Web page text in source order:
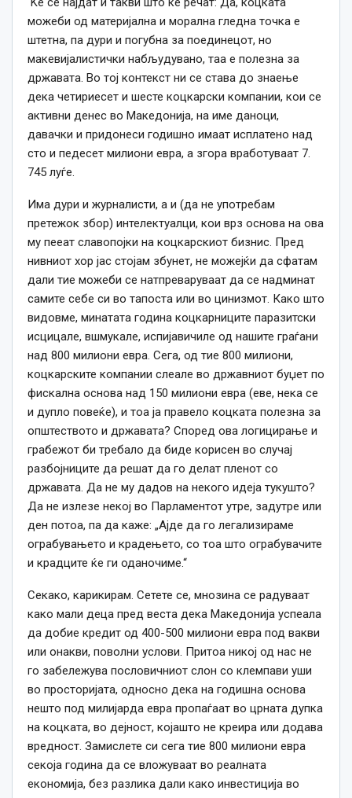
можеби од материјална и морална гледна точка е
штетна, па дури и погубна за поединецот, но
макевијалистички набљудувано, таа е полезна за
државата. Во тој контекст ни се става до знаење
дека четириесет и шесте коцкарски компании, кои се
активни денес во Македонија, на име даноци,
давачки и придонеси годишно имаат исплатено над
сто и педесет милиони евра, а згора вработуваат 7.
745 луѓе.
Има дури и журналисти, а и (да не употребам
претежок збор) интелектуалци, кои врз основа на ова
му пееат славопојки на коцкарскиот бизнис. Пред
нивниот хор јас стојам збунет, не можејќи да сфатам
дали тие можеби се натпреваруваат да се надминат
самите себе си во тапоста или во цинизмот. Како што
видовме, минатата година коцкарниците паразитски
исцицале, вшмукале, испијавичиле од нашите граѓани
над 800 милиони евра. Сега, од тие 800 милиони,
коцкарските компании слеале во државниот буџет по
фискална основа над 150 милиони евра (еве, нека се
и дупло повеќе), и тоа ја правело коцката полезна за
општеството и државата? Според ова логицирање и
грабежот би требало да биде корисен во случај
разбојниците да решат да го делат пленот со
државата. Да не му дадов на некого идеја тукушто?
Да не излезе некој во Парламентот утре, задутре или
ден потоа, па да каже: „Ајде да го легализираме
ограбувањето и крадењето, со тоа што ограбувачите
и крадците ќе ги оданочиме.“
Секако, карикирам. Сетете се, мнозина се радуваат
како мали деца пред веста дека Македонија успеала
да добие кредит од 400-500 милиони евра под вакви
или онакви, поволни услови. Притоа никој од нас не
го забележува пословичниот слон со клемпави уши
во просторијата, односно дека на годишна основа
нешто под милијарда евра пропаѓаат во црната дупка
на коцката, во дејност, којашто не креира или додава
вредност. Замислете си сега тие 800 милиони евра
секоја година да се вложуваат во реалната
економија, без разлика дали како инвестиција во